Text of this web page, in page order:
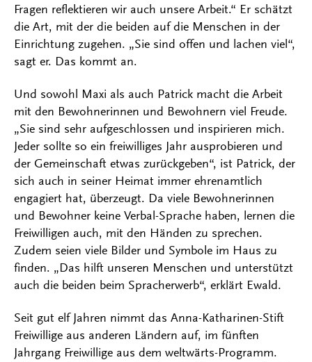
Fragen reflektieren wir auch unsere Arbeit.“ Er schätzt
die Art, mit der die beiden auf die Menschen in der
Einrichtung zugehen. „Sie sind offen und lachen viel“,
sagt er. Das kommt an.
Und sowohl Maxi als auch Patrick macht die Arbeit
mit den Bewohnerinnen und Bewohnern viel Freude.
„Sie sind sehr aufgeschlossen und inspirieren mich.
Jeder sollte so ein freiwilliges Jahr ausprobieren und
der Gemeinschaft etwas zurückgeben“, ist Patrick, der
sich auch in seiner Heimat immer ehrenamtlich
engagiert hat, überzeugt. Da viele Bewohnerinnen
und Bewohner keine Verbal-Sprache haben, lernen die
Freiwilligen auch, mit den Händen zu sprechen.
Zudem seien viele Bilder und Symbole im Haus zu
finden. „Das hilft unseren Menschen und unterstützt
auch die beiden beim Spracherwerb“, erklärt Ewald.
Seit gut elf Jahren nimmt das Anna-Katharinen-Stift
Freiwillige aus anderen Ländern auf, im fünften
Jahrgang Freiwillige aus dem weltwärts-Programm.